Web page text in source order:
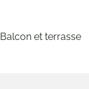
Balcon et terrasse